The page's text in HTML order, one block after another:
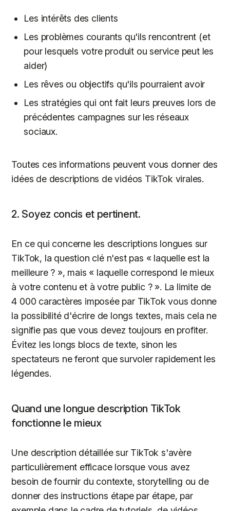
Les intérêts des clients
Les problèmes courants qu'ils rencontrent (et
pour lesquels votre produit ou service peut les
aider)
Les rêves ou objectifs qu'ils pourraient avoir
Les stratégies qui ont fait leurs preuves lors de
précédentes campagnes sur les réseaux
sociaux.
Toutes ces informations peuvent vous donner des
idées de descriptions de vidéos TikTok virales.
2. Soyez concis et pertinent.
En ce qui concerne les descriptions longues sur
TikTok, la question clé n'est pas « laquelle est la
meilleure ? », mais « laquelle correspond le mieux
à votre contenu et à votre public ? ». La limite de
4 000 caractères imposée par TikTok vous donne
la possibilité d'écrire de longs textes, mais cela ne
signifie pas que vous devez toujours en profiter.
Évitez les longs blocs de texte, sinon les
spectateurs ne feront que survoler rapidement les
légendes.
Quand une longue description TikTok
fonctionne le mieux
Une description détaillée sur TikTok s'avère
particulièrement efficace lorsque vous avez
besoin de fournir du contexte, storytelling ou de
donner des instructions étape par étape, par